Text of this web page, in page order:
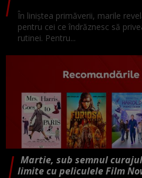
În liniștea primăverii, marile
pentru cei ce îndrăznesc să
rutinei. Pentru...
Martie, sub semnul
limite cu peliculele Film